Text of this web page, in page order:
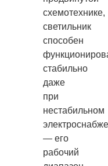
схемотехнике,
светильник
способен
стабильно
даже
при
нестабильном
— его
рабочий